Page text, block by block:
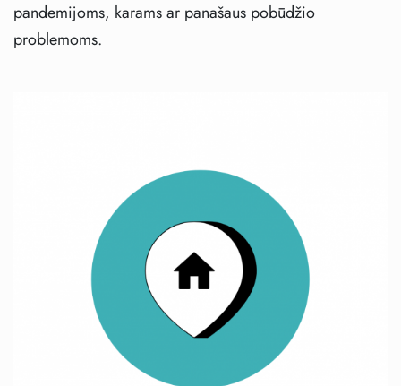
pandemijoms, karams ar panašaus pobūdžio
problemoms.